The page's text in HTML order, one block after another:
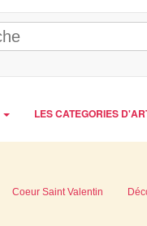
LES CATEGORIES
Coeur Saint Valentin